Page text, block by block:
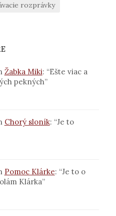
rozprávky
Žabka Miki: “Ešte viac a
pekných”
Chorý sloník: “Je to
Pomoc Klárke: “Je to o
Klárka”